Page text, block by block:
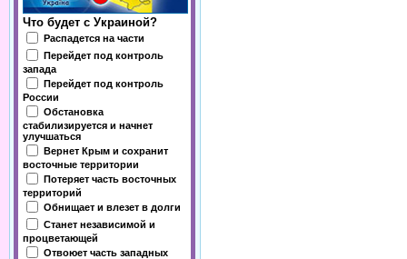
Что будет с Украиной?
Распадется на части
Перейдет под контроль
запада
Перейдет под контроль
России
Обстановка
стабилизируется и начнет
улучшаться
Вернет Крым и сохранит
восточные территории
Потеряет часть восточных
территорий
Обнищает и влезет в долги
Станет независимой и
процветающей
Отвоюет часть западных